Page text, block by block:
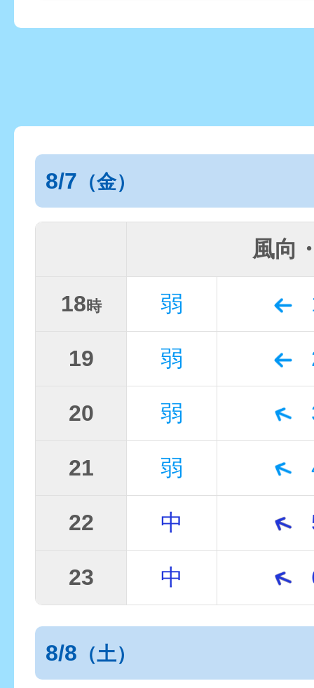
8/7 （金）
風向
18時 弱
19 弱
20 弱
21 弱
22 中
23 中
8/8 （土）